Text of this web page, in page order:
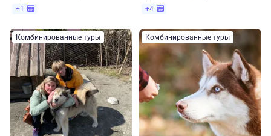
+1 +4
Комбинированные туры Комбинированные туры